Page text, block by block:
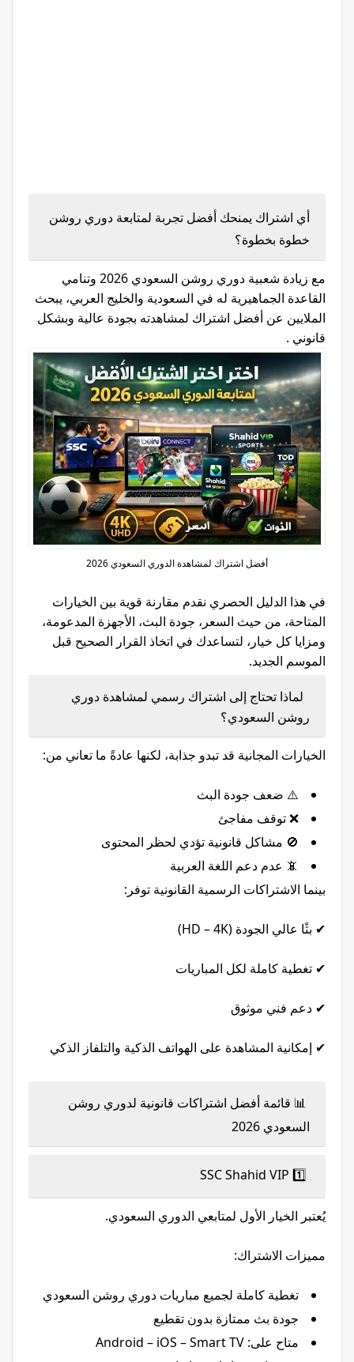
أي اشتراك يمنحك أفضل تجربة لمتابعة دوري روشن
خطوة بخطوة؟
مع زيادة شعبية دوري روشن السعودي 2026 وتنامي
القاعدة الجماهيرية له في السعودية والخليج العربي، يبحث
الملايين عن أفضل اشتراك لمشاهدته بجودة عالية وبشكل
قانوني .
أفضل اشتراك لمشاهدة الدوري السعودي 2026
في هذا الدليل الحصري نقدم مقارنة قوية بين الخيارات
المتاحة، من حيث السعر، جودة البث، الأجهزة المدعومة،
ومزايا كل خيار، لتساعدك في اتخاذ القرار الصحيح قبل
الموسم الجديد.
لماذا تحتاج إلى اشتراك رسمي لمشاهدة دوري
روشن السعودي؟
الخيارات المجانية قد تبدو جذابة، لكنها عادةً ما تعاني من:
⚠️ ضعف جودة البث
❌ توقف مفاجئ
🚫 مشاكل قانونية تؤدي لحظر المحتوى
📵 عدم دعم اللغة العربية
بينما الاشتراكات الرسمية القانونية توفر:
✔ بثًا عالي الجودة (HD – 4K)
✔ تغطية كاملة لكل المباريات
✔ دعم فني موثوق
✔ إمكانية المشاهدة على الهواتف الذكية والتلفاز الذكي
📊 قائمة أفضل اشتراكات قانونية لدوري روشن
السعودي 2026
يُعتبر الخيار الأول لمتابعي الدوري السعودي.
مميزات الاشتراك:
تغطية كاملة لجميع مباريات دوري روشن السعودي
جودة بث ممتازة بدون تقطيع
متاح على: Android – iOS – Smart TV